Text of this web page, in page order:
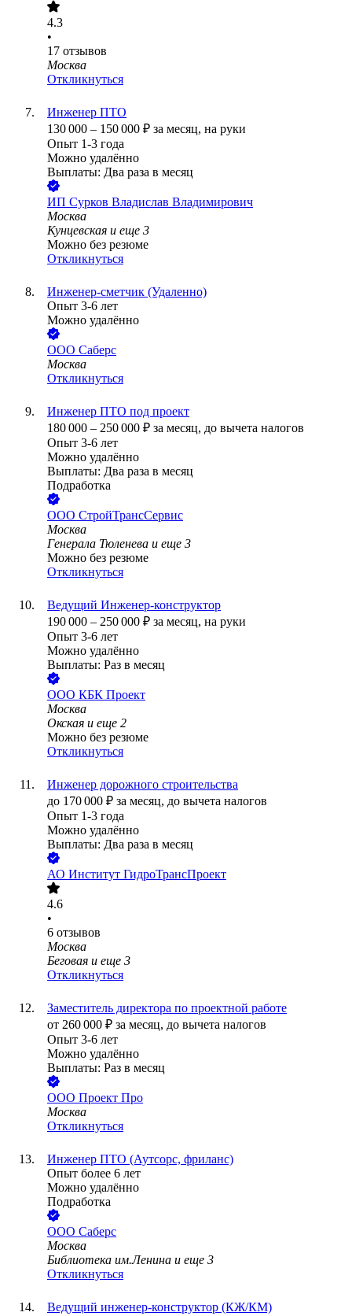
4.3
•
17 отзывов
Москва
Откликнуться
Инженер ПТО
130 000 – 150 000 ₽ за месяц, на руки
Опыт 1-3 года
Можно удалённо
Выплаты: Два раза в месяц
ИП Сурков Владислав Владимирович
Москва
Кунцевская и еще 3
Можно без резюме
Откликнуться
Инженер-сметчик (Удаленно)
Опыт 3-6 лет
Можно удалённо
ООО Саберс
Москва
Откликнуться
Инженер ПТО под проект
180 000 – 250 000 ₽ за месяц, до вычета налогов
Опыт 3-6 лет
Можно удалённо
Выплаты: Два раза в месяц
Подработка
ООО СтройТрансСервис
Москва
Генерала Тюленева и еще 3
Можно без резюме
Откликнуться
Ведущий Инженер-конструктор
190 000 – 250 000 ₽ за месяц, на руки
Опыт 3-6 лет
Можно удалённо
Выплаты: Раз в месяц
ООО КБК Проект
Москва
Окская и еще 2
Можно без резюме
Откликнуться
Инженер дорожного строительства
до 170 000 ₽ за месяц, до вычета налогов
Опыт 1-3 года
Можно удалённо
Выплаты: Два раза в месяц
АО Институт ГидроТрансПроект
4.6
•
6 отзывов
Москва
Беговая и еще 3
Откликнуться
Заместитель директора по проектной работе
от 260 000 ₽ за месяц, до вычета налогов
Опыт 3-6 лет
Можно удалённо
Выплаты: Раз в месяц
ООО Проект Про
Москва
Откликнуться
Инженер ПТО (Аутсорс, фриланс)
Опыт более 6 лет
Можно удалённо
Подработка
ООО Саберс
Москва
Библиотека им.Ленина и еще 3
Откликнуться
Ведущий инженер-конструктор (КЖ/КМ)